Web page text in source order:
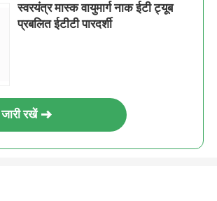
स्वरयंत्र मास्क वायुमार्ग नाक ईटी ट्यूब
प्रबलित ईटीटी पारदर्शी
जारी रखें